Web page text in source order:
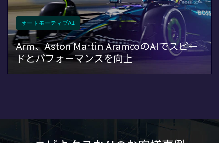
オートモーティブAI
Arm、Aston Martin AramcoのAIでスピー
ドとパフォーマンスを向上